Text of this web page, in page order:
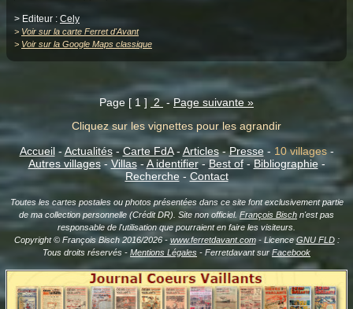
> Editeur : Cely
> Voir sur la carte Ferret d'Avant
> Voir sur la Google Maps classique
Page [ 1 ] 2-Page suivante »
Cliquez sur les vignettes pour les agrandir
Accueil- Actualités-Carte FdA- Articles-Presse- 10 villages-
Autres villages- Villas- A identifier-Best of-Bibliographie-
Recherche- Contact
Toutes les cartes postales ou photos présentées dans ce site font exclusivement partie
de ma collection personnelle (Crédit DR). Site non officiel. François Bisch n'est pas
responsable de l'utilisation que pourraient en faire les visiteurs.
Copyright © François Bisch 2016/2026 - www.ferretdavant.com- Licence GNU FLD:
Tous droits réservés - Mentions Légales - Ferretdavant sur Facebook